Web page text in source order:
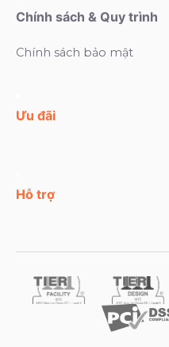
Chính sách & Quy trình
Chính sách bảo mật
Ưu đãi
Hỗ trợ